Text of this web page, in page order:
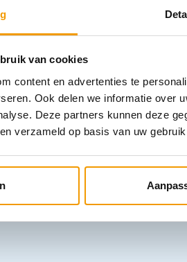
van cookies
content en advertenties te
Ook delen we informatie over
Deze partners kunnen deze
verzameld op basis van uw